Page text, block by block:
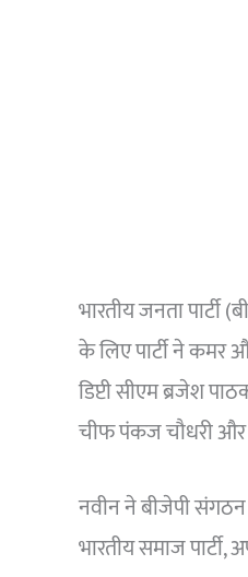
भारतीय जनता पार्टी
के लिए पार्टी ने कमर
डिप्टी सीएम ब्रजेश
चीफ पंकज चौधरी और
नवीन ने बीजेपी संगठन
भारतीय समाज